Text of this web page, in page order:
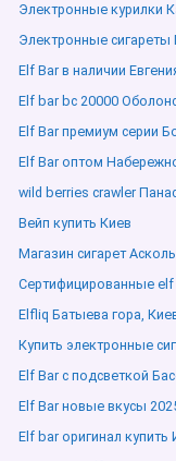
Электронные курилки
Электронные
Elf Bar в наличии
Elf bar bc 20000
Elf Bar премиум серии
Elf Bar оптом
wild berries crawler
Вейп купить Киев
Магазин сигарет
Сертифицированные
Elfliq Батыева гора,
Купить электронные
Elf Bar с подсветкой
Elf Bar новые вкусы
Elf bar оригинал купить